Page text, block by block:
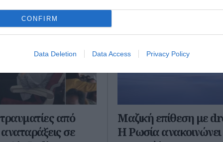
CONFIRM
Data Deletion Data Access Privacy Policy
από
σε
Μαζική επίθεση με
Η Ρωσία ανακοινώνει